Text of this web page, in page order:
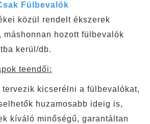
Fülbevalók
közül rendelt ékszerek
máshonnan hozott fülbevalók
kerül/db.
teendői:
tervezik kicserélni a fülbevalókat,
huzamosabb ideig is,
kíváló minőségű, garantáltan